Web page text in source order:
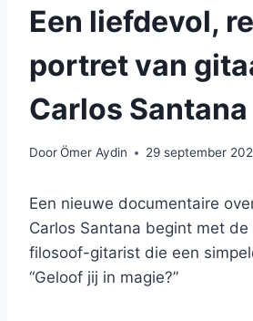
Een liefdevol,
portret van
Carlos Santana
DoorÖmer Aydin 29 september
Een nieuwe documentaire
Carlos Santana begint met
filosoof-gitarist die een
“Geloof jij in magie?”